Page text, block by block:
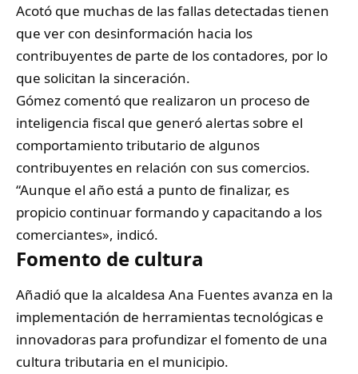
Acotó que muchas de las fallas detectadas tienen
que ver con desinformación hacia los
contribuyentes de parte de los contadores, por lo
que solicitan la sinceración.
Gómez comentó que realizaron un proceso de
inteligencia fiscal que generó alertas sobre el
comportamiento tributario de algunos
contribuyentes en relación con sus comercios.
“Aunque el año está a punto de finalizar, es
propicio continuar formando y capacitando a los
comerciantes», indicó.
Fomento de cultura
Añadió que la alcaldesa Ana Fuentes avanza en la
implementación de herramientas tecnológicas e
innovadoras para profundizar el fomento de una
cultura tributaria en el municipio.